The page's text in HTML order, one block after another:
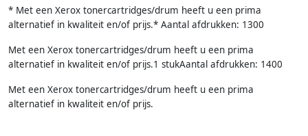
* Met een Xerox tonercartridges/drum heeft u een prima
alternatief in kwaliteit en/of prijs.* Aantal afdrukken: 1300
Met een Xerox tonercartridges/drum heeft u een prima
alternatief in kwaliteit en/of prijs.1 stukAantal afdrukken: 1400
Met een Xerox tonercartridges/drum heeft u een prima
alternatief in kwaliteit en/of prijs.